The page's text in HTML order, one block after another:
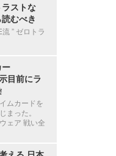
ラストな
むべき
” ゼロトラ
目前にラ
ムカードを
まった。
ェア 戦い全